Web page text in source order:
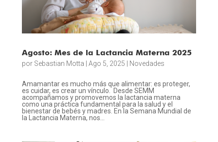
Agosto: Mes de la Lactancia Materna 2025
por Sebastian Motta Ago 5, 2025 Novedades
Amamantar es mucho más que alimentar: es proteger,
es cuidar, es crear un vínculo. Desde SEMM
acompañamos y promovemos la lactancia materna
como una práctica fundamental para la salud y el
bienestar de bebés y madres. En la Semana Mundial de
la Lactancia Materna, nos...